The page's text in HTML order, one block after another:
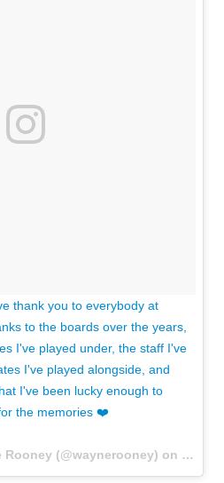
thank you to everybody at
to the boards over the years,
I've played under, the staff I've
I've played alongside, and
I've been lucky enough to
the memories ❤️
A post shared by Wayne Rooney (@waynerooney) on
Jul 9,